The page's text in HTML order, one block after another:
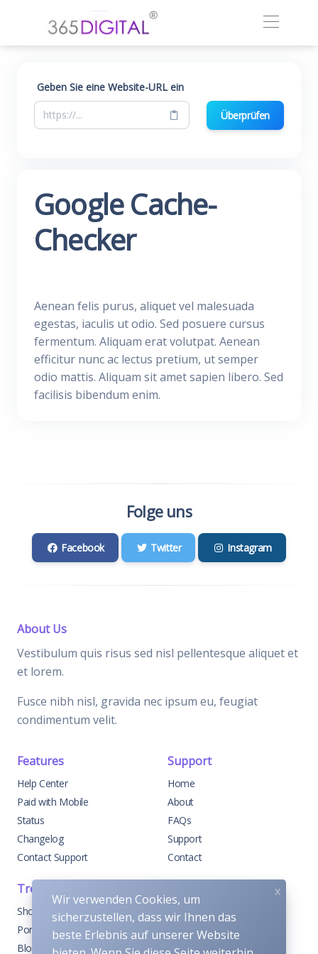
Geben Sie eine Website-URL ein
Überprüfen
Google Cache-
Checker
Aenean felis purus, aliquet vel malesuada
egestas, iaculis ut odio. Sed posuere cursus
fermentum. Aliquam erat volutpat. Aenean
efficitur nunc ac lectus pretium, ut semper
odio mattis. Aliquam sit amet sapien libero. Sed
facilisis bibendum enim.
Folge uns
Facebook Twitter Instagram
About Us
Vestibulum quis risus sed nisl pellentesque aliquet et
et lorem.
Fusce nibh nisl, gravida nec ipsum eu, feugiat
condimentum velit.
Features
Help Center
Paid with Mobile
Status
Changelog
Contact Support
Support
Home
About
FAQs
Support
Contact
Trending
Shop
Portfolio
Blog
Knowledge Center
Custom Development
Sponsorships
Wir verwenden Cookies, um
sicherzustellen, dass wir Ihnen das
beste Erlebnis auf unserer Website
x